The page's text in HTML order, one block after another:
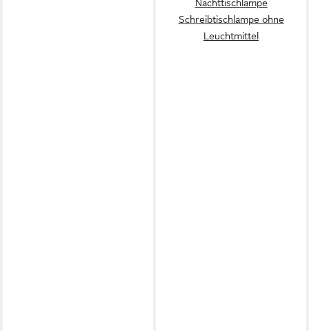
Nachttischlampe
Schreibtischlampe ohne
Leuchtmittel